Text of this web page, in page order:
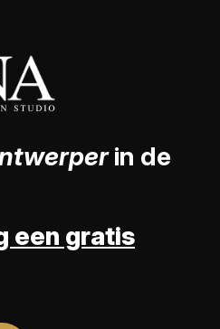
in de
een gratis